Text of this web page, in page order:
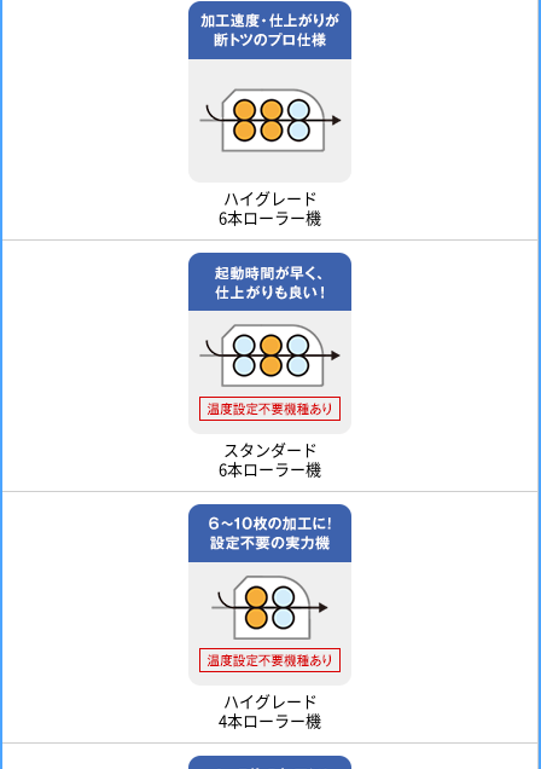
ハイグレード
6本ローラー機
スタンダード
6本ローラー機
ハイグレード
4本ローラー機